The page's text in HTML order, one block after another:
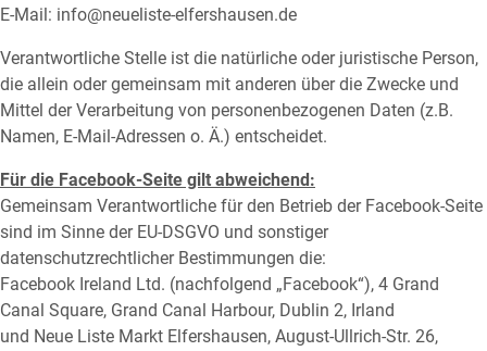
E-Mail: info@neueliste-elfershausen.de
Verantwortliche Stelle ist die natürliche oder juristische Person,
die allein oder gemeinsam mit anderen über die Zwecke und
Mittel der Verarbeitung von personenbezogenen Daten (z.B.
Namen, E-Mail-Adressen o. Ä.) entscheidet.
Für die Facebook-Seite gilt abweichend:
Gemeinsam Verantwortliche für den Betrieb der Facebook-Seite
sind im Sinne der EU-DSGVO und sonstiger
datenschutzrechtlicher Bestimmungen die:
Facebook Ireland Ltd. (nachfolgend „Facebook“), 4 Grand
Canal Square, Grand Canal Harbour, Dublin 2, Irland
und Neue Liste Markt Elfershausen, August-Ullrich-Str. 26,